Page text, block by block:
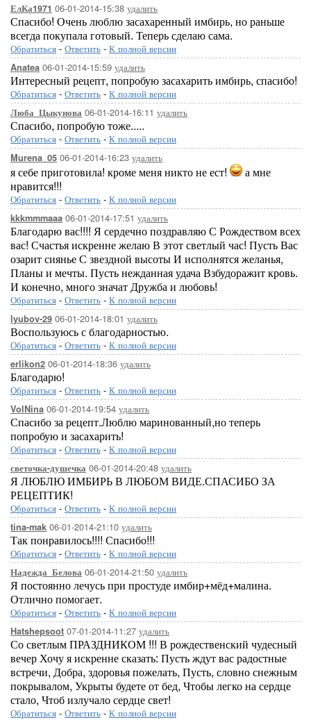
ЕлКа1971 06-01-2014-15:38 удалить
Спасибо! Очень люблю засахаренный имбирь, но раньше
всегда покупала готовый. Теперь сделаю сама.
Обратиться - Ответить - К полной версии
Anatea 06-01-2014-15:59 удалить
Интересный рецепт, попробую засахарить имбирь, спасибо!
Обратиться - Ответить - К полной версии
Люба_Цыкунова 06-01-2014-16:11 удалить
Спасибо, попробую тоже.....
Обратиться - Ответить - К полной версии
Murena_05 06-01-2014-16:23 удалить
я себе приготовила! кроме меня никто не ест!
а мне
нравится!!!
Обратиться - Ответить - К полной версии
kkkmmmaaa 06-01-2014-17:51 удалить
Благодарю вас!!!! Я сердечно поздравляю С Рождеством всех
вас! Счастья искренне желаю В этот светлый час! Пусть Вас
озарит сиянье С звездной высоты И исполнятся желанья,
Планы и мечты. Пусть нежданная удача Взбудоражит кровь.
И конечно, много значат Дружба и любовь!
Обратиться - Ответить - К полной версии
lyubov-29 06-01-2014-18:01 удалить
Воспользуюсь с благодарностью.
Обратиться - Ответить - К полной версии
erlikon2 06-01-2014-18:36 удалить
Благодарю!
Обратиться - Ответить - К полной версии
VolNina 06-01-2014-19:54 удалить
Спасибо за рецепт.Люблю маринованный,но теперь
попробую и засахарить!
Обратиться - Ответить - К полной версии
светочка-душечка 06-01-2014-20:48 удалить
Я ЛЮБЛЮ ИМБИРЬ В ЛЮБОМ ВИДЕ.СПАСИБО ЗА
РЕЦЕПТИК!
Обратиться - Ответить - К полной версии
tina-mak 06-01-2014-21:10 удалить
Так понравилось!!!! Спасибо!!!
Обратиться - Ответить - К полной версии
Надежда_Белова 06-01-2014-21:50 удалить
Я постоянно лечусь при простуде имбир+мёд+малина.
Отлично помогает.
Обратиться - Ответить - К полной версии
Hatshepsoot 07-01-2014-11:27 удалить
Со светлым ПРАЗДНИКОМ !!! В рождественский чудесный
вечер Хочу я искренне сказать: Пусть ждут вас радостные
встречи, Добра, здоровья пожелать, Пусть, словно снежным
покрывалом, Укрыты будете от бед, Чтобы легко на сердце
стало, Чтоб излучало сердце свет!
Обратиться - Ответить - К полной версии